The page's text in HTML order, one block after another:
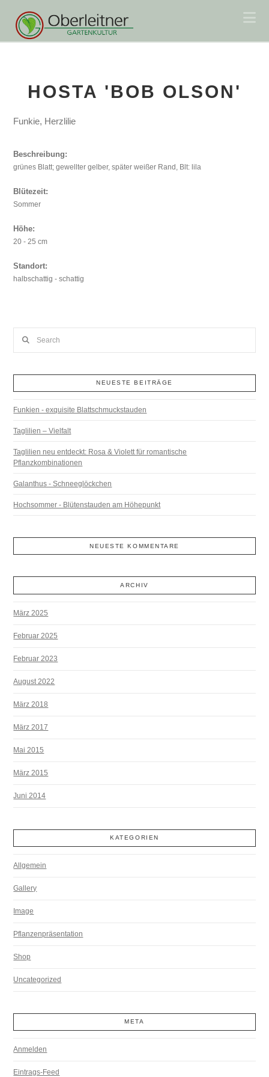
HOSTA 'BOB OLSON'
Funkie, Herzlilie
Beschreibung:
grünes Blatt; gewellter gelber, später weißer Rand, Blt: lila
Blütezeit:
Sommer
Höhe:
20 - 25 cm
Standort:
halbschattig - schattig
NEUESTE BEITRÄGE
Funkien - exquisite Blattschmuckstauden
Taglilien – Vielfalt
Taglilien neu entdeckt: Rosa & Violett für romantische
Pflanzkombinationen
Galanthus - Schneeglöckchen
Hochsommer - Blütenstauden am Höhepunkt
NEUESTE KOMMENTARE
ARCHIV
März 2025
Februar 2025
Februar 2023
August 2022
März 2018
März 2017
Mai 2015
März 2015
Juni 2014
KATEGORIEN
Allgemein
Gallery
Image
Pflanzenpräsentation
Shop
Uncategorized
META
Anmelden
Eintrags-Feed